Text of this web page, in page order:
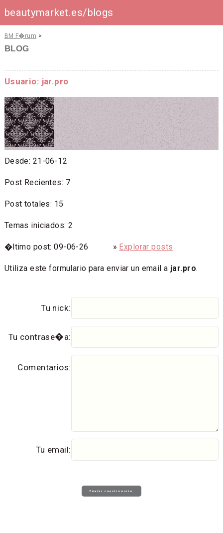
beautymarket.es/blogs
BM F�rum >
BLOG
Usuario: jar.pro
Desde: 21-06-12
Post Recientes: 7
Post totales: 15
Temas iniciados: 2
�ltimo post: 09-06-26 » Explorar posts
Utiliza este formulario para enviar un email a jar.pro.
Tu nick:
Tu contrase�a:
Comentarios:
Tu email: